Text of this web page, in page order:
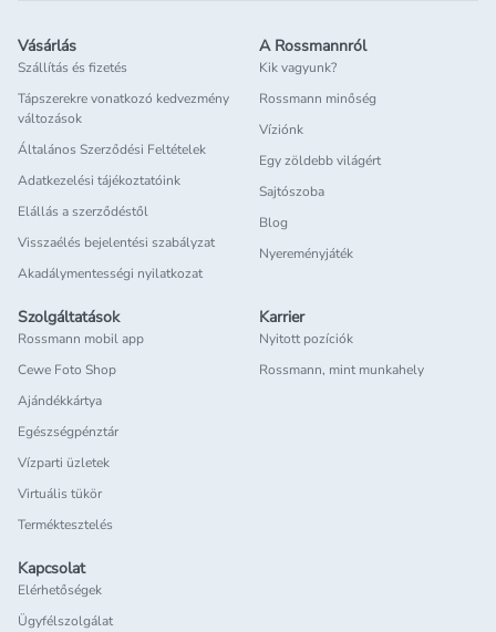
Vásárlás
Szállítás és fizetés
Tápszerekre vonatkozó kedvezmény
változások
Általános Szerződési Feltételek
Adatkezelési tájékoztatóink
Elállás a szerződéstől
Visszaélés bejelentési szabályzat
Akadálymentességi nyilatkozat
A Rossmannról
Kik vagyunk?
Rossmann minőség
Víziónk
Egy zöldebb világért
Sajtószoba
Blog
Nyereményjáték
Szolgáltatások
Rossmann mobil app
Cewe Foto Shop
Ajándékkártya
Egészségpénztár
Vízparti üzletek
Virtuális tükör
Terméktesztelés
Karrier
Nyitott pozíciók
Rossmann, mint munkahely
Kapcsolat
Elérhetőségek
Ügyfélszolgálat